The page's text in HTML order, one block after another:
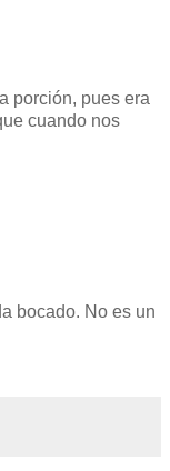
porción, pues era
cuando nos
bocado. No es un